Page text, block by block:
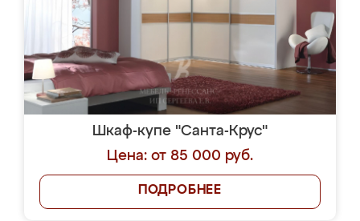
Шкаф-купе "Санта-Крус"
Цена: от 85 000 руб.
ПОДРОБНЕЕ